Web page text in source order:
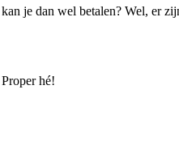
je dan wel betalen? Wel, er
hé!